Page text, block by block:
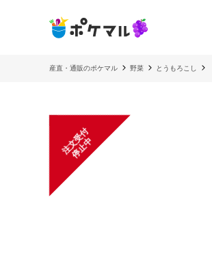
産直・通販のポケマル 野菜 とうもろこし
注
文
受
付
停
止
中